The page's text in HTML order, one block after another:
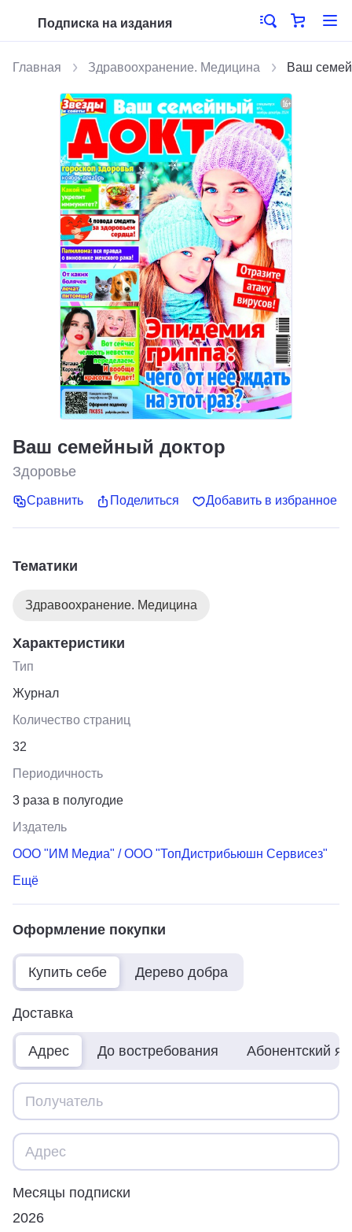
Подписка на издания
Главная Здравоохранение. Медицина Ваш
Ваш семейный доктор
Здоровье
Сравнить Поделиться Добавить в избранное
Тематики
Здравоохранение. Медицина
Характеристики
Тип
Журнал
Количество страниц
32
Периодичность
3 раза в полугодие
Издатель
ООО "ИМ Медиа" / ООО "ТопДистрибьюшн Сервисез"
Ещё
Оформление покупки
Купить себе Дерево добра
Доставка
Адрес До востребования Абонентский
Месяцы подписки
2026